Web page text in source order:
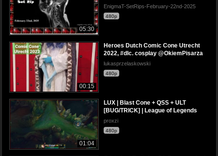
05:30
EnigmaT-SetRips-February-22nd-2025
480p
00:15
Heroes Dutch Comic Cone Utrecht
2022, #dlc. cosplay @OkiemPisarza
lukasprzelaskowski
480p
01:04
LUX | Blast Cone + QSS + ULT
[BUG/TRICK] | League of Legends
proxzi
480p